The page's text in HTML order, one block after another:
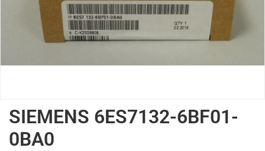
SIEMENS 6ES7132-6BF01-
0BA0